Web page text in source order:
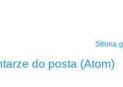
Strona
do posta (Atom)